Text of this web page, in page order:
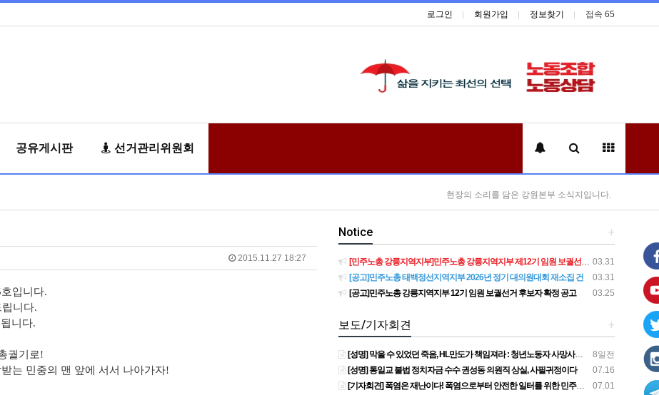
로그인 회원가입 정보찾기 접속 65
공유게시판 선거관리위원회
현장의 소리를 담은 강원본부 소식지입니다.
2015.11.27 18:27
호입니다.
립니다.
니다.
궐기로!
는 민중의 맨 앞에 서서 나아가자!
+
Notice
03.31
[민주노총 강릉지역지부]민주노총 강릉지역지부 제12기 임원 보궐선거결과 공고
03.31
[공고]민주노총 태백정선지역지부 2026년 정기 대의원대회 재소집 건
03.25
[공고]민주노총 강릉지역지부 12기 임원 보궐선거 후보자 확정 공고
+
보도/기자회견
8일전
[성명] 막을 수 있었던 죽음, HL만도가 책임져라 : 청년노동자 사망사고의 철저한 진상규명과 재발방지 대책 마련하라
07.16
[성명] 통일교 불법 정치자금 수수 권성동 의원직 상실, 사필귀정이다
07.01
[기자회견] 폭염은 재난이다! 폭염으로부터 안전한 일터를 위한 민주노총 강원지역본부 폭염감시단 선포 기자회견